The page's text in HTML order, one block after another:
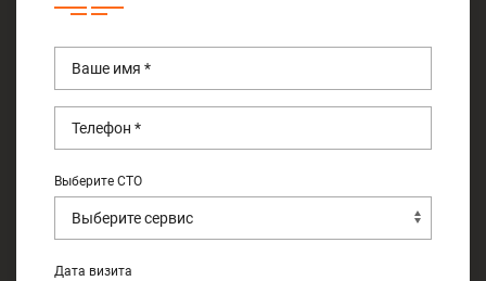
Выберите СТО
Дата визита